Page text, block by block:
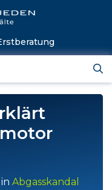
in Abgasskandal